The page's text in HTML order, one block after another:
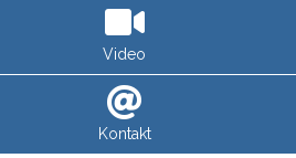
Video
Kontakt